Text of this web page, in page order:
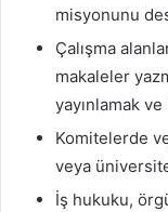
misyonunu
Çalışma
makaleler
yayınlamak
Komitelerde
veya
İş hukuku,